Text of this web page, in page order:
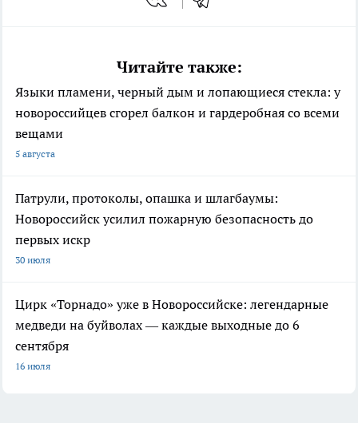
Читайте также:
Языки пламени, черный дым и лопающиеся стекла: у
новороссийцев сгорел балкон и гардеробная со всеми
вещами
5 августа
Патрули, протоколы, опашка и шлагбаумы:
Новороссийск усилил пожарную безопасность до
первых искр
30 июля
Цирк «Торнадо» уже в Новороссийске: легендарные
медведи на буйволах — каждые выходные до 6
сентября
16 июля